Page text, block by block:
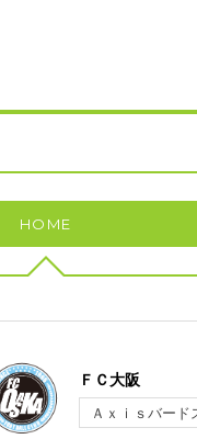
HOME
ＦＣ大阪
Ａｘｉｓバード